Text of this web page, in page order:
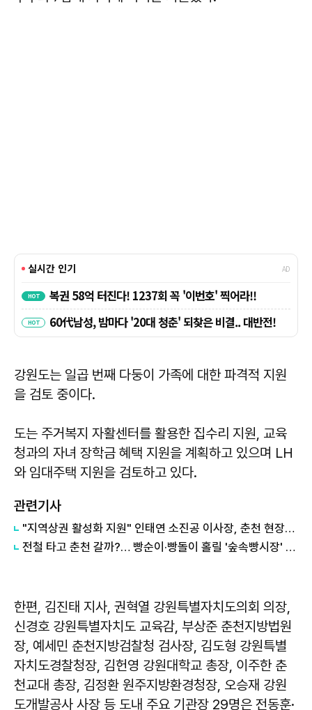
강원도는 일곱 번째 다둥이 가족에 대한 파격적 지원
을 검토 중이다.
도는 주거복지 자활센터를 활용한 집수리 지원, 교육
청과의 자녀 장학금 혜택 지원을 계획하고 있으며 LH
와 임대주택 지원을 검토하고 있다.
관련기사
"지역상권 활성화 지원" 인태연 소진공 이사장, 춘천 현장방문
전철 타고 춘천 갈까?… 빵순이·빵돌이 홀릴 '숲속빵시장' 열린다
한편, 김진태 지사, 권혁열 강원특별자치도의회 의장,
신경호 강원특별자치도 교육감, 부상준 춘천지방법원
장, 예세민 춘천지방검찰청 검사장, 김도형 강원특별
자치도경찰청장, 김헌영 강원대학교 총장, 이주한 춘
천교대 총장, 김정환 원주지방환경청장, 오승재 강원
도개발공사 사장 등 도내 주요 기관장 29명은 전동훈·